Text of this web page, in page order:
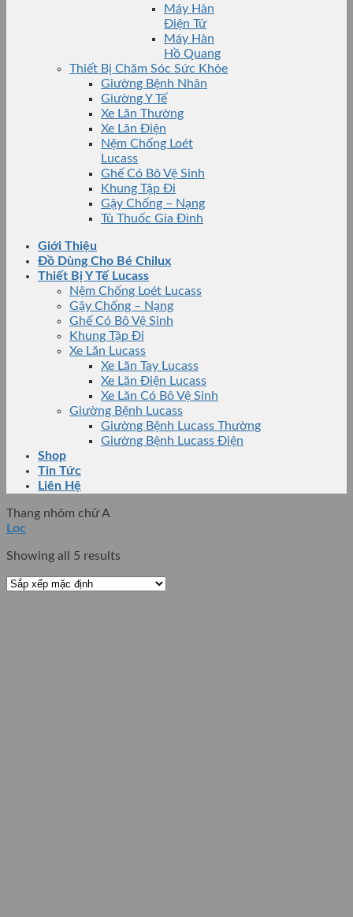
Máy Hàn
Điện Tử
Máy Hàn
Hồ Quang
Thiết Bị Chăm Sóc Sức Khỏe
Giường Bệnh Nhân
Giường Y Tế
Xe Lăn Thường
Xe Lăn Điện
Nệm Chống Loét
Lucass
Ghế Có Bô Vệ Sinh
Khung Tập Đi
Gậy Chống – Nạng
Tủ Thuốc Gia Đình
Giới Thiệu
Đồ Dùng Cho Bé Chilux
Thiết Bị Y Tế Lucass
Nệm Chống Loét Lucass
Gậy Chống – Nạng
Ghế Có Bô Vệ Sinh
Khung Tập Đi
Xe Lăn Lucass
Xe Lăn Tay Lucass
Xe Lăn Điện Lucass
Xe Lăn Có Bô Vệ Sinh
Giường Bệnh Lucass
Giường Bệnh Lucass Thường
Giường Bệnh Lucass Điện
Shop
Tin Tức
Liên Hệ
Thang nhôm chữ A
Lọc
Showing all 5 results